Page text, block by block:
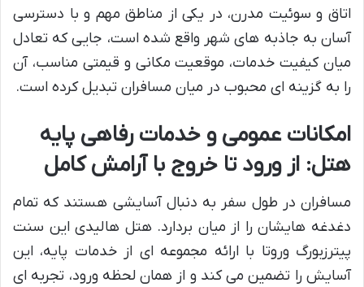
اتاق و سوئیت مدرن، در یکی از مناطق مهم و با دسترسی
آسان به جاذبه های شهر واقع شده است، جایی که تعادل
میان کیفیت خدمات، موقعیت مکانی و قیمتی مناسب، آن
را به گزینه ای محبوب در میان مسافران تبدیل کرده است.
امکانات عمومی و خدمات رفاهی پایه
هتل: از ورود تا خروج با آرامش کامل
مسافران در طول سفر به دنبال آسایشی هستند که تمام
دغدغه هایشان را از میان بردارد. هتل هالیدی این سنت
پیترزبورگ وروتا با ارائه مجموعه ای از خدمات پایه، این
آسایش را تضمین می کند و از همان لحظه ورود، تجربه ای